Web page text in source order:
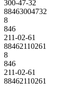
300-47-32
88463004732
8
846
211-02-61
88462110261
8
846
211-02-61
88462110261